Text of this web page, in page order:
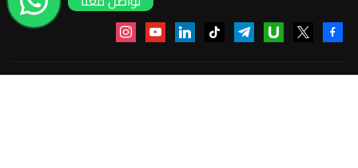
facebook-
x
udemy
telegram
tiktok
linkedin
youtube
instagram